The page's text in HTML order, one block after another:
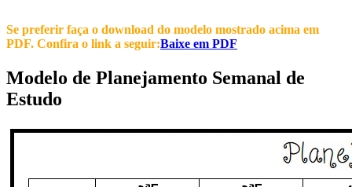
Se preferir faça o download do modelo mostrado acima em
PDF. Confira o link a seguir:Baixe em PDF
Modelo de Planejamento Semanal de
Estudo